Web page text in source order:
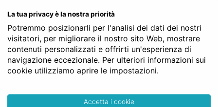
TITOLO III - Della responsabilità patrimoniale, delle
cause di prelazione e della conservazione della
garanzia patrimoniale
Capo IV - Delle ipoteche
Sezione V - Dell’iscrizione e rinnovazione delle
ipoteche
La tua privacy è la nostra priorità
Potremmo posizionarli per l'analisi dei dati dei nostri
visitatori, per migliorare il nostro sito Web, mostrare
contenuti personalizzati e offrirti un'esperienza di
navigazione eccezionale. Per ulteriori informazioni sui
cookie utilizziamo aprire le impostazioni.
Accetta i cookie